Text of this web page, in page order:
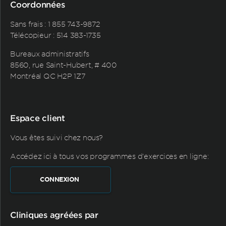
Coordonnées
Sans frais : 1 855 743-9872
Télécopieur : 514 383-1735
Bureaux administratifs
8560, rue Saint-Hubert, # 400
Montréal QC H2P 1Z7
Espace client
Vous êtes suivi chez nous?
Accédez ici à tous vos programmes d'exercices en ligne:
CONNEXION
Cliniques agréées par